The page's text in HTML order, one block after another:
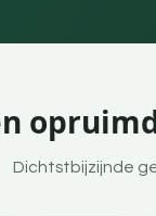
Dichtstbijzijnde